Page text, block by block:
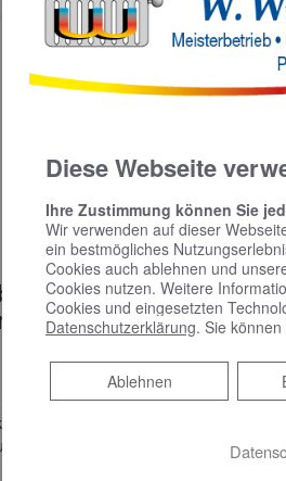
das
markanter
Sinea
KEUCO
und
Diese Webseite
Ihre Zustimmung können Sie
Wir verwenden auf dieser
ein bestmögliches
Cookies auch ablehnen und
Cookies nutzen. Weitere
Cookies und eingesetzten
Datenschutzerklärung. Sie können
Ablehnen
Ablehnen